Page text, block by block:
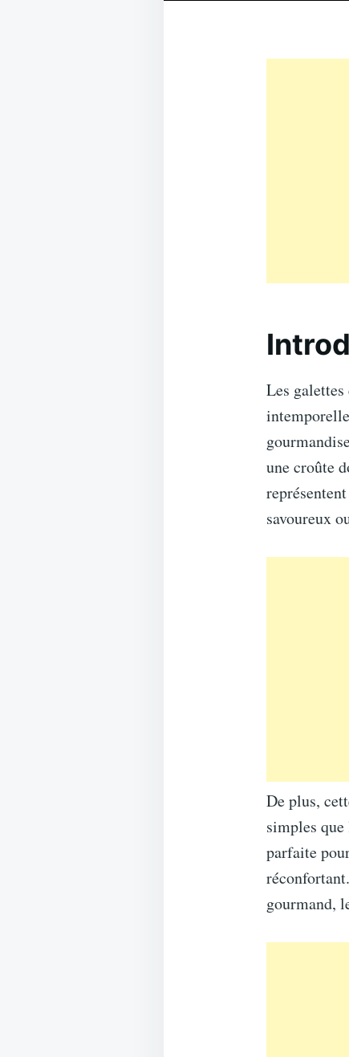
Les
une croûte
savoureux
De plus,
simples
parfaite
gourmand,